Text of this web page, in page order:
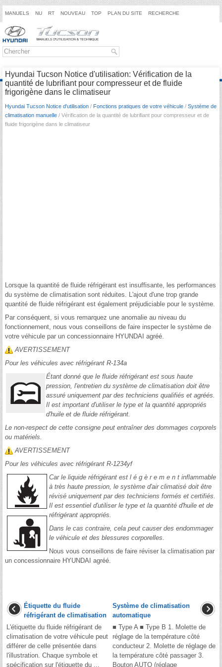
MANUELS NU RT NOUVEAU TOP PLAN DU SITE RECHERCHE
Hyundai Tucson Notice d'utilisation: Vérification de la
quantité de lubrifiant pour compresseur et de fluide
frigorigène dans le climatiseur
Hyundai Tucson Notice d'utilisation / Fonctions pratiques de votre véhicule / Système de
climatisation manuelle / Vérification de la quantité de lubrifiant pour compresseur et de
fluide frigorigène dans le climatiseur
Lorsque la quantité de fluide réfrigérant est insuffisante, les performances
du système de climatisation sont réduites. L'ajout d'une trop grande
quantité de fluide réfrigérant est également préjudiciable pour le système.
Par conséquent, si vous remarquez une anomalie au niveau du
fonctionnement, nous vous conseillons de faire inspecter le système de
votre véhicule par un concessionnaire HYUNDAI agréé.
AVERTISSEMENT
Pour les véhicules avec réfrigérant R-134a
Étant donné que le fluide réfrigérant est sous haute
pression, l'entretien du système de climatisation doit être
assuré uniquement par des techniciens qualifiés et agréés.
Il est important d'utiliser le type et la quantité appropriés
d'huile et de fluide réfrigérant.
Le non-respect de cette consigne peut entraîner des dommages corporels
ou matériels.
AVERTISSEMENT
Pour les véhicules avec réfrigérant R-1234yf
Car le liquide réfrigérant est l é g è r e m e n t inflammable
à très haute pression, le système d'air climatisé doit être
révisé uniquement par des techniciens formés et certifiés.
Il est essentiel d'utiliser le type et la quantité d'huile et de
réfrigérant appropriés.
Dans le cas contraire, cela peut causer des endommager
le véhicule et des blessures corporelles.
Nous vous conseillons de faire réviser la climatisation par
un concessionnaire HYUNDAI agréé.
Étiquette du fluide
réfrigérant de climatisation
L'étiquette du fluide réfrigérant de
climatisation de votre véhicule peut
différer de celle présentée dans
l'illustration. Chaque symbole et
spécification sur l'étiquette du ...
Système de climatisation
automatique
■ Type A ■ Type B 1. Molette de
réglage de la température côté
conducteur 2. Molette de réglage de
la température côté passager 3.
Bouton AUTO (réglage